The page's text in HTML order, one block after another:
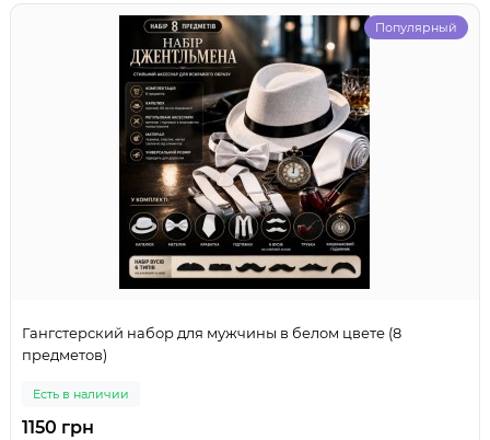
Популярный
Гангстерский набор для мужчины в белом цвете (8
предметов)
Есть в наличии
1150 грн